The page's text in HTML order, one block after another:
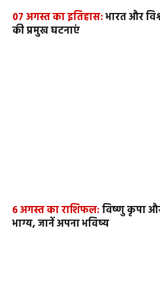
07 अगस्त का इतिहास:भारत और
की प्रमुख घटनाएं
6 अगस्त का राशिफल:विष्णु कृपा
भाग्य, जानें अपना भविष्य